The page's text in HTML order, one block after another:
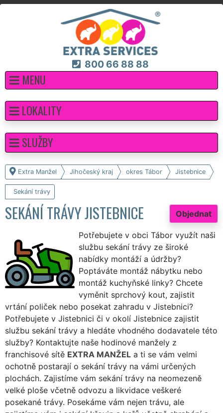
800 66 88 88
MENU
Extra Manžel Jihočeský kraj okres Tábor Jistebnice
Sekání trávy
Objednat
SEKÁNÍ TRÁVY JISTEBNICE
Potřebujete v obci Tábor využít naši
službu sekání trávy ze široké
nabídky montáží a údržby?
Poptáváte montáž nábytku nebo
montáž kuchyňské linky? Chcete
vyměnit sprchový kout, zajistit
vrtání poliček nebo posekat zahradu v Jistebnici?
Potřebujete v Jistebnici či v okolí Jistebnice zajistit
službu sekání trávy a hledáte vhodného dodavatele této
služby? Kontaktujte naše hodinové manžely z
franchisové sítě EXTRA MANŽEL a ti se vám velmi
ochotně postarají o sekání trávy na vámi určených
plochách. Zajistíme vám sekání trávy na neomezeně
velké ploše včetně odvozu a likvidace veškeré
posekané trávy. Posekáme vám nejen trávu, ale
LOKALITY
SLUŽBY